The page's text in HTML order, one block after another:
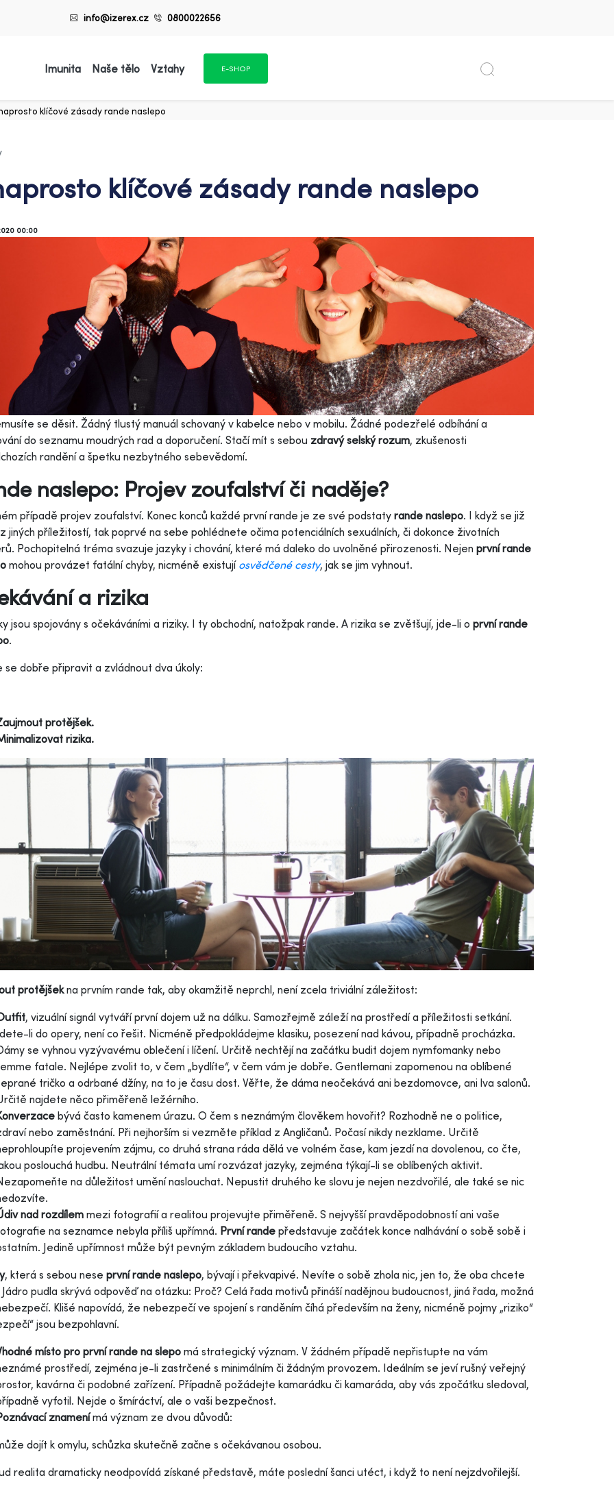
info@izerex.cz 0800022656
Imunita Naše tělo Vztahy E-SHOP
klíčové zásady rande naslepo
klíčové zásady rande naslepo
00:00
se děsit. Žádný tlustý manuál schovaný v kabelce nebo v mobilu. Žádné podezřelé odbíhání a
do seznamu moudrých rad a doporučení. Stačí mít s sebou zdravý selský rozum, zkušenosti
randění a špetku nezbytného sebevědomí.
naslepo: Projev zoufalství či naděje?
případě projev zoufalství. Konec konců každé první rande je ze své podstaty rande naslepo. I když se již
jiných příležitostí, tak poprvé na sebe pohlédnete očima potenciálních sexuálních, či dokonce životních
Pochopitelná tréma svazuje jazyky i chování, které má daleko do uvolněné přirozenosti. Nejen první rande
mohou provázet fatální chyby, nicméně existují osvědčené cesty, jak se jim vyhnout.
a rizika
jsou spojovány s očekáváními a riziky. I ty obchodní, natožpak rande. A rizika se zvětšují, jde-li o první rande
.
se dobře připravit a zvládnout dva úkoly:
protějšek.
rizika.
protějšekna prvním rande tak, aby okamžitě neprchl, není zcela triviální záležitost:
, vizuální signál vytváří první dojem už na dálku. Samozřejmě záleží na prostředí a příležitosti setkání.
li do opery, není co řešit. Nicméně předpokládejme klasiku, posezení nad kávou, případně procházka.
se vyhnou vyzývavému oblečení i líčení. Určitě nechtějí na začátku budit dojem nymfomanky nebo
fatale. Nejlépe zvolit to, v čem „bydlíte“, v čem vám je dobře. Gentlemani zapomenou na oblíbené
tričko a odrbané džíny, na to je času dost. Věřte, že dáma neočekává ani bezdomovce, ani lva salonů.
najdete něco přiměřeně ležérního.
bývá často kamenem úrazu. O čem s neznámým člověkem hovořit? Rozhodně ne o politice,
nebo zaměstnání. Při nejhorším si vezměte příklad z Angličanů. Počasí nikdy nezklame. Určitě
projevením zájmu, co druhá strana ráda dělá ve volném čase, kam jezdí na dovolenou, co čte,
poslouchá hudbu. Neutrální témata umí rozvázat jazyky, zejména týkají-li se oblíbených aktivit.
na důležitost umění naslouchat. Nepustit druhého ke slovu je nejen nezdvořilé, ale také se nic
nad rozdílem mezi fotografií a realitou projevujte přiměřeně. S nejvyšší pravděpodobností ani vaše
na seznamce nebyla příliš upřímná. První rande představuje začátek konce nalhávání o sobě sobě i
Jedině upřímnost může být pevným základem budoucího vztahu.
, která s sebou nese první rande naslepo, bývají i překvapivé. Nevíte o sobě zhola nic, jen to, že oba chcete
pudla skrývá odpověď na otázku: Proč? Celá řada motivů přináší nadějnou budoucnost, jiná řada, možná
Klišé napovídá, že nebezpečí ve spojení s randěním číhá především na ženy, nicméně pojmy „riziko“
jsou bezpohlavní.
místo pro první rande na slepo má strategický význam. V žádném případě nepřistupte na vám
prostředí, zejména je-li zastrčené s minimálním či žádným provozem. Ideálním se jeví rušný veřejný
kavárna či podobné zařízení. Případně požádejte kamarádku či kamaráda, aby vás zpočátku sledoval,
vyfotil. Nejde o šmíráctví, ale o vaši bezpečnost.
znamenímá význam ze dvou důvodů:
dojít k omylu, schůzka skutečně začne s očekávanou osobou.
realita dramaticky neodpovídá získané představě, máte poslední šanci utéct, i když to není nejzdvořilejší.